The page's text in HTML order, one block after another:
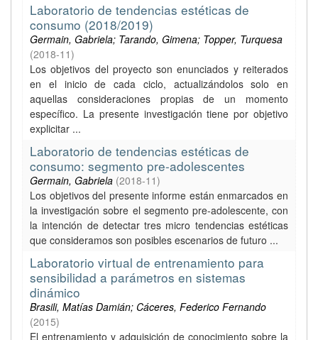
Laboratorio de tendencias estéticas de
consumo (2018/2019)
Germain, Gabriela; Tarando, Gimena; Topper, Turquesa
(2018-11)
Los objetivos del proyecto son enunciados y reiterados
en el inicio de cada ciclo, actualizándolos solo en
aquellas consideraciones propias de un momento
específico. La presente investigación tiene por objetivo
explicitar ...
Laboratorio de tendencias estéticas de
consumo: segmento pre-adolescentes
Germain, Gabriela (2018-11)
Los objetivos del presente informe están enmarcados en
la investigación sobre el segmento pre-adolescente, con
la intención de detectar tres micro tendencias estéticas
que consideramos son posibles escenarios de futuro ...
Laboratorio virtual de entrenamiento para
sensibilidad a parámetros en sistemas
dinámico
Brasili, Matías Damián; Cáceres, Federico Fernando
(2015)
El entrenamiento y adquisición de conocimiento sobre la